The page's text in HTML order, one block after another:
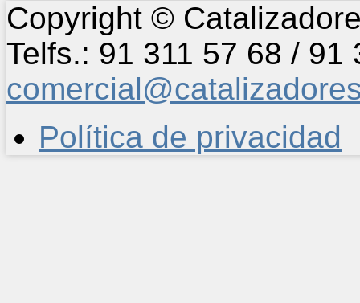
Copyright ©
Telfs.: 91 311 57 68 /
Política de privacidad